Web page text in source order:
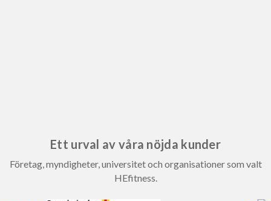
Ett urval av våra nöjda kunder
Företag, myndigheter, universitet och organisationer som valt
HEfitness.